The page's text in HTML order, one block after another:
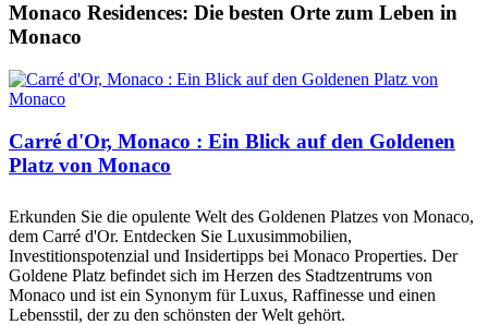
Monaco Residences: Die besten Orte zum Leben in
Monaco
Carré d'Or, Monaco : Ein Blick auf den Goldenen
Platz von Monaco
Erkunden Sie die opulente Welt des Goldenen Platzes von Monaco,
dem Carré d'Or. Entdecken Sie Luxusimmobilien,
Investitionspotenzial und Insidertipps bei Monaco Properties. Der
Goldene Platz befindet sich im Herzen des Stadtzentrums von
Monaco und ist ein Synonym für Luxus, Raffinesse und einen
Lebensstil, der zu den schönsten der Welt gehört.